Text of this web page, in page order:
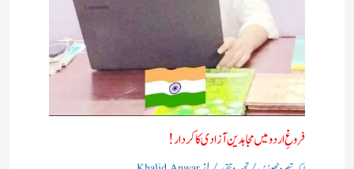
فروغِ اردو میں مجاہدین آزادی کا کردار!